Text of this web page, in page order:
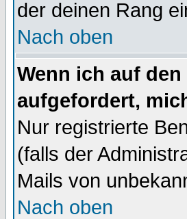
der deinen Rang
Nach oben
Wenn ich auf
aufgefordert,
Nur registrierte
(falls der
Mails von
Nach oben